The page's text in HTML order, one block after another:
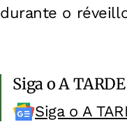
durante o
Siga o A
Siga o A